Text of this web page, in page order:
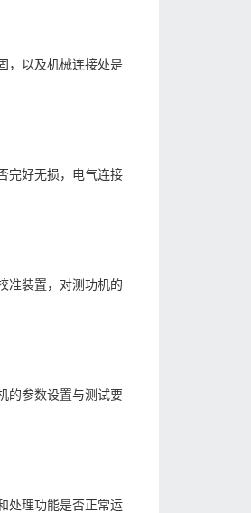
，以及机械连接处是
完好无损，电气连接
准装置，对测功机的
的参数设置与测试要
处理功能是否正常运